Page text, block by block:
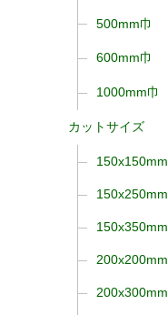
500mm巾
600mm巾
1000mm巾
カットサイズ
150x150mm
150x250mm
150x350mm
200x200mm
200x300mm